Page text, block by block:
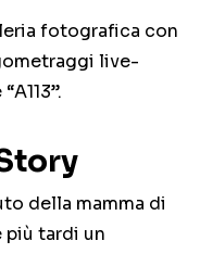
fotografica con
live-
della mamma di
più tardi un